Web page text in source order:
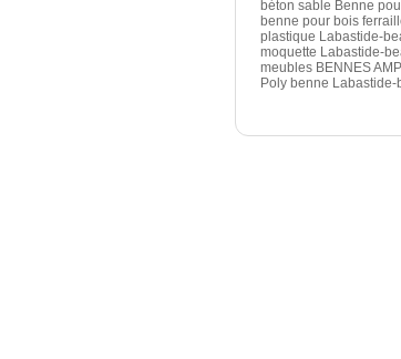
béton sable Benne
benne pour bois
plastique Labastide-
moquette Labastide-
meubles BENNES
Poly benne Labastide-